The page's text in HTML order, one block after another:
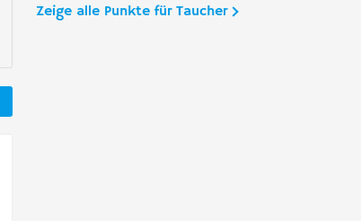
Zeige alle Punkte für Taucher